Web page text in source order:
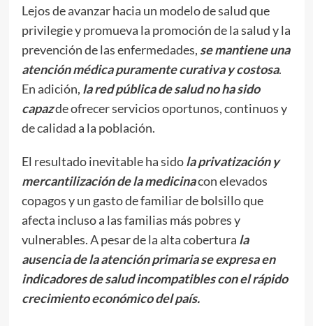
Lejos de avanzar hacia un modelo de salud que
privilegie y promueva la promoción de la salud y la
prevención de las enfermedades, se mantiene una
atención médica puramente curativa y costosa.
En adición, la red pública de salud no ha sido
capazde ofrecer servicios oportunos, continuos y
de calidad a la población.
El resultado inevitable ha sidola privatización y
mercantilización de la medicinacon elevados
copagos y un gasto de familiar de bolsillo que
afecta incluso a las familias más pobres y
vulnerables. A pesar de la alta cobertura la
ausencia de la atención primaria se expresa en
indicadores de salud incompatibles con el rápido
crecimiento económico del país.